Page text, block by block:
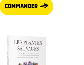
COMMANDER